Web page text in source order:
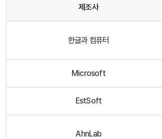
제조사
한글과 컴퓨터
Microsoft
EstSoft
AhnLab